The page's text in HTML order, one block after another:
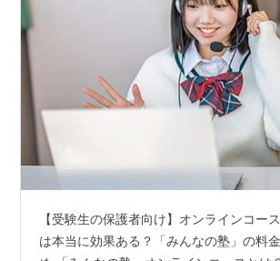
【受験生の保護者向け】オンラインコー
は本当に効果ある？「みんなの塾」の料